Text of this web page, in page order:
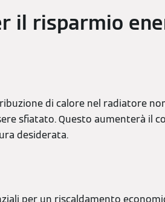
il risparmio
di calore nel radiatore
sfiatato. Questo aumenterà il
desiderata.
per un riscaldamento